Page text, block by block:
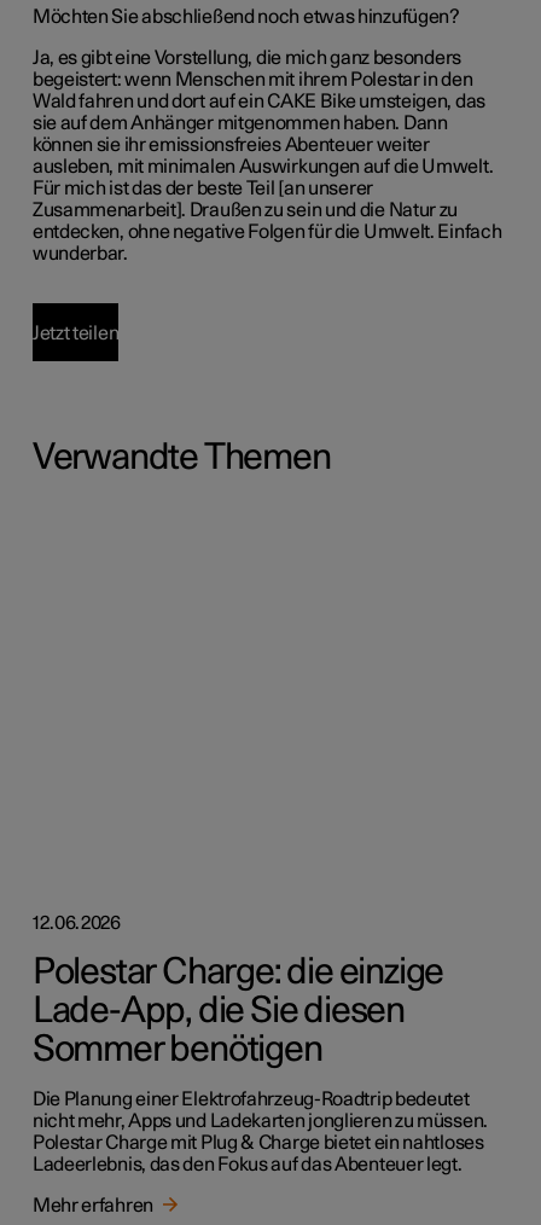
Möchten Sie abschließend noch etwas hinzufügen?
Ja, es gibt eine Vorstellung, die mich ganz besonders
begeistert: wenn Menschen mit ihrem Polestar in den
Wald fahren und dort auf ein CAKE Bike umsteigen, das
sie auf dem Anhänger mitgenommen haben. Dann
können sie ihr emissionsfreies Abenteuer weiter
ausleben, mit minimalen Auswirkungen auf die Umwelt.
Für mich ist das der beste Teil [an unserer
Zusammenarbeit]. Draußen zu sein und die Natur zu
entdecken, ohne negative Folgen für die Umwelt. Einfach
wunderbar.
Jetzt teilen
Verwandte Themen
12.06.2026
Polestar Charge: die einzige
Lade-App, die Sie diesen
Sommer benötigen
Die Planung einer Elektrofahrzeug-Roadtrip bedeutet
nicht mehr, Apps und Ladekarten jonglieren zu müssen.
Polestar Charge mit Plug & Charge bietet ein nahtloses
Ladeerlebnis, das den Fokus auf das Abenteuer legt.
Mehr erfahren